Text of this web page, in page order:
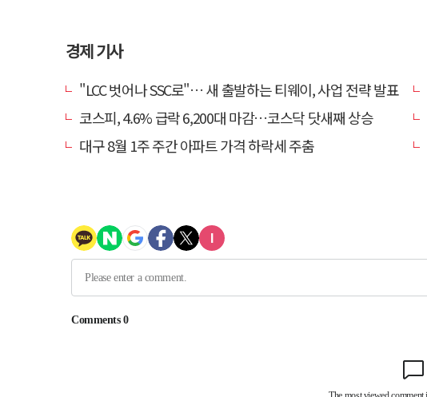
경제 기사
"LCC 벗어나 SSC로"… 새 출발하는 티웨이, 사업 전략 발표
코스피, 4.6% 급락 6,200대 마감…코스닥 닷새째 상승
대구 8월 1주 주간 아파트 가격 하락세 주춤